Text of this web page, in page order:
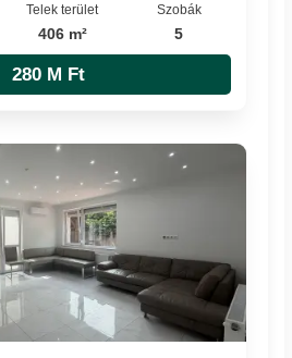
Telek terület
406 m²
Szobák
5
280 M Ft